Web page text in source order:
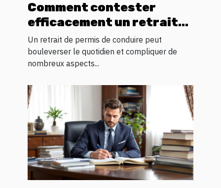
Comment contester
efficacement un retrait
de permis de conduire ?
Un retrait de permis de conduire peut
bouleverser le quotidien et compliquer de
nombreux aspects...